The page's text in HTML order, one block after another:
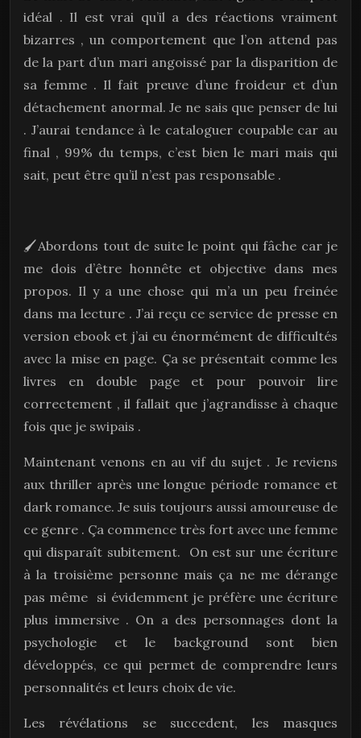
idéal . Il est vrai qu’il a des réactions vraiment
bizarres , un comportement que l’on attend pas
de la part d’un mari angoissé par la disparition de
sa femme . Il fait preuve d’une froideur et d’un
détachement anormal. Je ne sais que penser de lui
. J’aurai tendance à le cataloguer coupable car au
final , 99% du temps, c’est bien le mari mais qui
sait, peut être qu’il n’est pas responsable .
🖌️Abordons tout de suite le point qui fâche car je
me dois d’être honnête et objective dans mes
propos. Il y a une chose qui m’a un peu freinée
dans ma lecture . J’ai reçu ce service de presse en
version ebook et j’ai eu énormément de difficultés
avec la mise en page. Ça se présentait comme les
livres en double page et pour pouvoir lire
correctement , il fallait que j’agrandisse à chaque
fois que je swipais .
Maintenant venons en au vif du sujet . Je reviens
aux thriller après une longue période romance et
dark romance. Je suis toujours aussi amoureuse de
ce genre . Ça commence très fort avec une femme
qui disparaît subitement. On est sur une écriture
à la troisième personne mais ça ne me dérange
pas même si évidemment je préfère une écriture
plus immersive . On a des personnages dont la
psychologie et le background sont bien
développés, ce qui permet de comprendre leurs
personnalités et leurs choix de vie.
Les révélations se succedent, les masques